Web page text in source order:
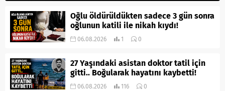
Oğlu öldürüldükten sadece 3 gün sonra
oğlunun katili ile nikah kıydı!
06.08.2026 1 0
27 Yaşındaki asistan doktor tatil için
gitti.. Boğularak hayatını kaybetti!
06.08.2026 116 0